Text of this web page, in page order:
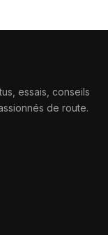
essais, conseils
de route.